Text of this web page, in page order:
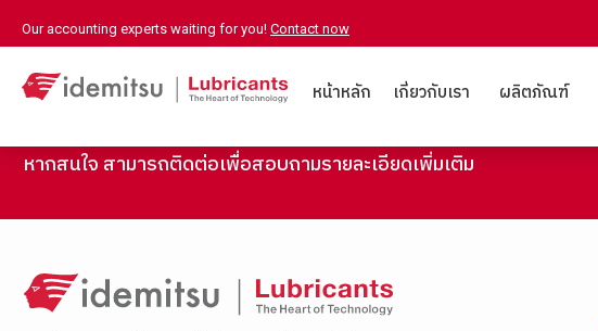
Our accounting experts waiting for you! Contact now
หน้าหลัก เกี่ยวกับเรา ผลิตภัณฑ์
หากสนใจ สามารถติดต่อเพื่อสอบถามรายละเอียดเพิ่มเติม